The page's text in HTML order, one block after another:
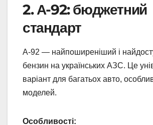
2. А-92: бюджетний
стандарт
А-92 — найпоширеніший і
бензин на українських АЗС. Це
варіант для багатьох авто,
моделей.
Особливості: